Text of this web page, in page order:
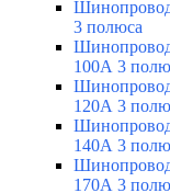
3 полюса
100А 3
120А 3
140А 3
170А 3